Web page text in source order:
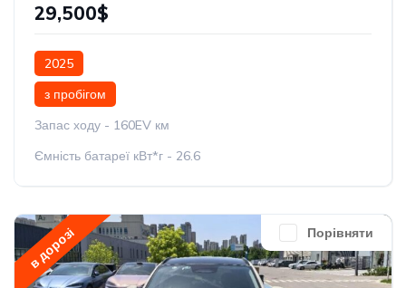
29,500$
2025
з пробігом
Запас ходу - 160EV км
Ємність батареї кВт*г - 26.6
Порівняти
в дорозі